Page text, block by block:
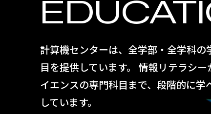
計算機センターは、全学部・全学科
目を提供しています。 情報リテラシ
イエンスの専門科目まで、段階的に学
しています。